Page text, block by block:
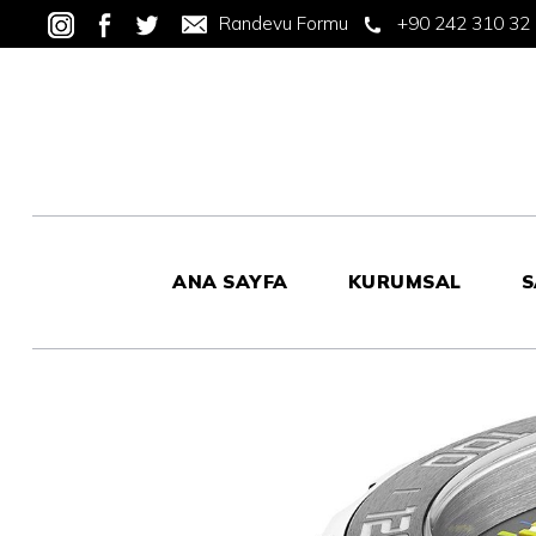
Randevu Formu +90 242 310 32
ANA SAYFA KURUMSAL